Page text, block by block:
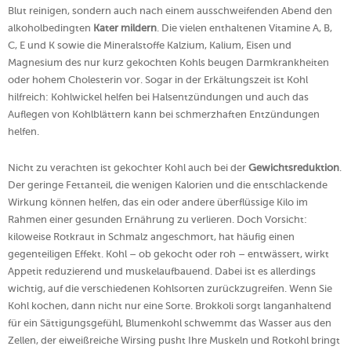
Blut reinigen, sondern auch nach einem ausschweifenden Abend den
alkoholbedingten Kater mildern . Die vielen enthaltenen Vitamine A, B,
C, E und K sowie die Mineralstoffe Kalzium, Kalium, Eisen und
Magnesium des nur kurz gekochten Kohls beugen Darmkrankheiten
oder hohem Cholesterin vor. Sogar in der Erkältungszeit ist Kohl
hilfreich: Kohlwickel helfen bei Halsentzündungen und auch das
Auflegen von Kohlblättern kann bei schmerzhaften Entzündungen
helfen.
Nicht zu verachten ist gekochter Kohl auch bei der Gewichtsreduktion
Der geringe Fettanteil, die wenigen Kalorien und die entschlackende
Wirkung können helfen, das ein oder andere überflüssige Kilo im
Rahmen einer gesunden Ernährung zu verlieren. Doch Vorsicht:
kiloweise Rotkraut in Schmalz angeschmort, hat häufig einen
gegenteiligen Effekt. Kohl – ob gekocht oder roh – entwässert, wirkt
Appetit reduzierend und muskelaufbauend. Dabei ist es allerdings
wichtig, auf die verschiedenen Kohlsorten zurückzugreifen. Wenn Sie
Kohl kochen, dann nicht nur eine Sorte. Brokkoli sorgt langanhaltend
für ein Sättigungsgefühl, Blumenkohl schwemmt das Wasser aus den
Zellen, der eiweißreiche Wirsing pusht Ihre Muskeln und Rotkohl bringt